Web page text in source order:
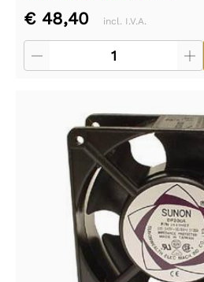
€ 48,40 incl. I.V.A.